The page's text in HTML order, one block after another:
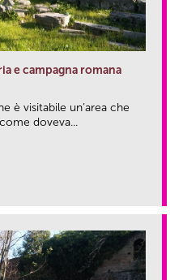
e campagna romana
è visitabile un’area che
doveva...